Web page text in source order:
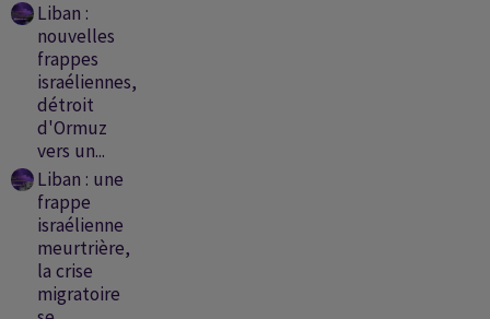
Liban :
nouvelles
frappes
israéliennes,
détroit
d'Ormuz
vers un...
Liban : une
frappe
israélienne
meurtrière,
la crise
migratoire